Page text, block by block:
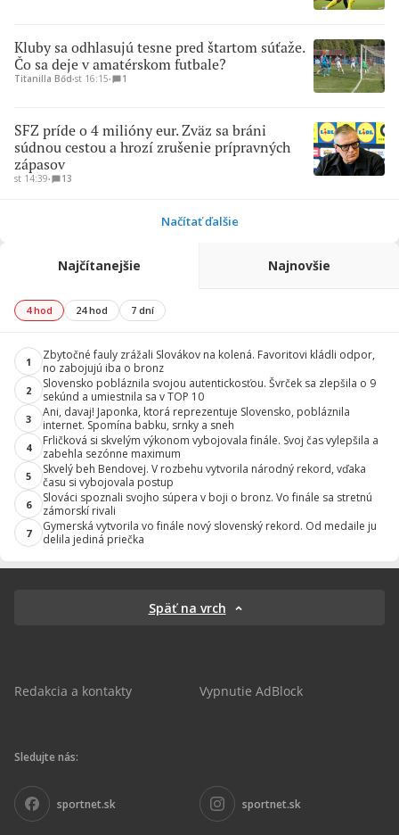
Kluby sa odhlasujú tesne pred štartom súťaže.
Čo sa deje v amatérskom futbale?
Titanilla Bőd∙st 16:15∙ 1
SFZ príde o 4 milióny eur. Zväz sa bráni
súdnou cestou a hrozí zrušenie prípravných
zápasov
st 14:39∙ 13
Načítať ďalšie
Najčítanejšie Najnovšie
4 hod 24 hod 7 dní
1
Zbytočné fauly zrážali Slovákov na kolená. Favoritovi kládli odpor,
no zabojujú iba o bronz
2
Slovensko pobláznila svojou autentickosťou. Švrček sa zlepšila o 9
sekúnd a umiestnila sa v TOP 10
3
Ani, davaj! Japonka, ktorá reprezentuje Slovensko, pobláznila
internet. Spomína babku, srnky a sneh
4
Frličková si skvelým výkonom vybojovala finále. Svoj čas vylepšila a
zabehla sezónne maximum
5
Skvelý beh Bendovej. V rozbehu vytvorila národný rekord, vďaka
času si vybojovala postup
6
Slováci spoznali svojho súpera v boji o bronz. Vo finále sa stretnú
zámorskí rivali
7
Gymerská vytvorila vo finále nový slovenský rekord. Od medaile ju
delila jediná priečka
Späť na vrch
Redakcia a kontakty Vypnutie AdBlock
Sledujte nás:
sportnet.sk sportnet.sk